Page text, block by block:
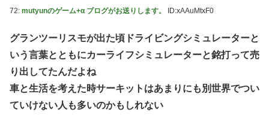
72: mutyunのゲーム+α ブログがお送りします。 ID:xAAuMtxF0
グランツーリスモが出た頃ドライビングシミュレーターと
いう言葉とともにカーライフシミュレーターと銘打って売
り出してたんだよね
車と生活を考えた時サーキットはあまりにも別世界でつい
ていけない人も多いのかもしれない